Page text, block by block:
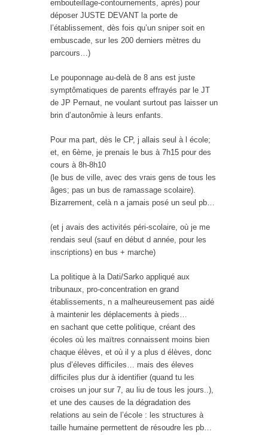
embouteillage-contournements, après) pour
déposer JUSTE DEVANT la porte de
l’établissement, dès fois qu’un sniper soit en
embuscade, sur les 200 derniers mètres du
parcours…)
Le pouponnage au-delà de 8 ans est juste
symptômatiques de parents effrayés par le JT
de JP Pernaut, ne voulant surtout pas laisser un
brin d’autonômie à leurs enfants.
Pour ma part, dès le CP, j allais seul à l école;
et, en 6ème, je prenais le bus à 7h15 pour des
cours à 8h-8h10
(le bus de ville, avec des vrais gens de tous les
âges; pas un bus de ramassage scolaire).
Bizarrement, celà n a jamais posé un seul pb…
(et j avais des activités péri-scolaire, où je me
rendais seul (sauf en début d année, pour les
inscriptions) en bus + marche)
La politique à la Dati/Sarko appliqué aux
tribunaux, pro-concentration en grand
établissements, n a malheureusement pas aidé
à maintenir les déplacements à pieds…
en sachant que cette politique, créant des
écoles où les maïtres connaissent moins bien
chaque élèves, et où il y a plus d élèves, donc
plus d’éleves difficiles… mais des éleves
difficiles plus dur à identifier (quand tu les
croises un jour sur 7, au liu de tous les jours..),
et une des causes de la dégradation des
relations au sein de l’école : les structures à
taille humaine permettent de résoudre les pb…